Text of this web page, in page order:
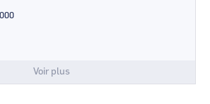
Voir plus